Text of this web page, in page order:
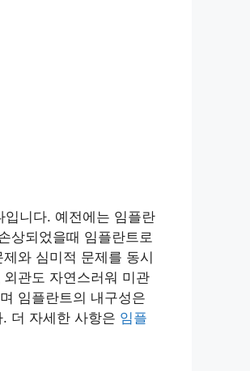
니다. 예전에는 임플란
상되었을때 임플란트로
와 심미적 문제를 동시
관도 자연스러워 미관
임플란트의 내구성은
더 자세한 사항은 임플